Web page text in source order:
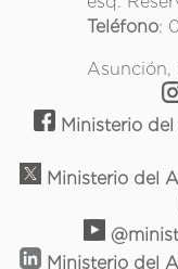
Teléfono:
Asunción,
Ministerio del
Ministerio del
Ministerio del